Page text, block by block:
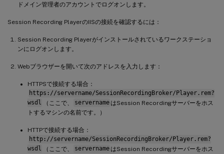
ドメイン管理者のアカウントでログオンします。
Session Recording PlayerのIISの接続を確認するには：
Session Recording Playerがインストールされているワークステーショ
ンにログオンします。
Webブラウザーを開いて次のアドレスを入力します：
HTTPSで接続する場合：
https://servername/SessionRecordingBroker/Player.rem?
wsdl
（ここで、 servername はSession Recordingサーバーをホス
トするマシンの名前です。）
HTTPで接続する場合：
http://servername/SessionRecordingBroker/Player.rem?
wsdl
（ここで、 servername はSession Recordingサーバーをホス